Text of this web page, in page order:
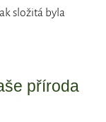
složitá byla
příroda